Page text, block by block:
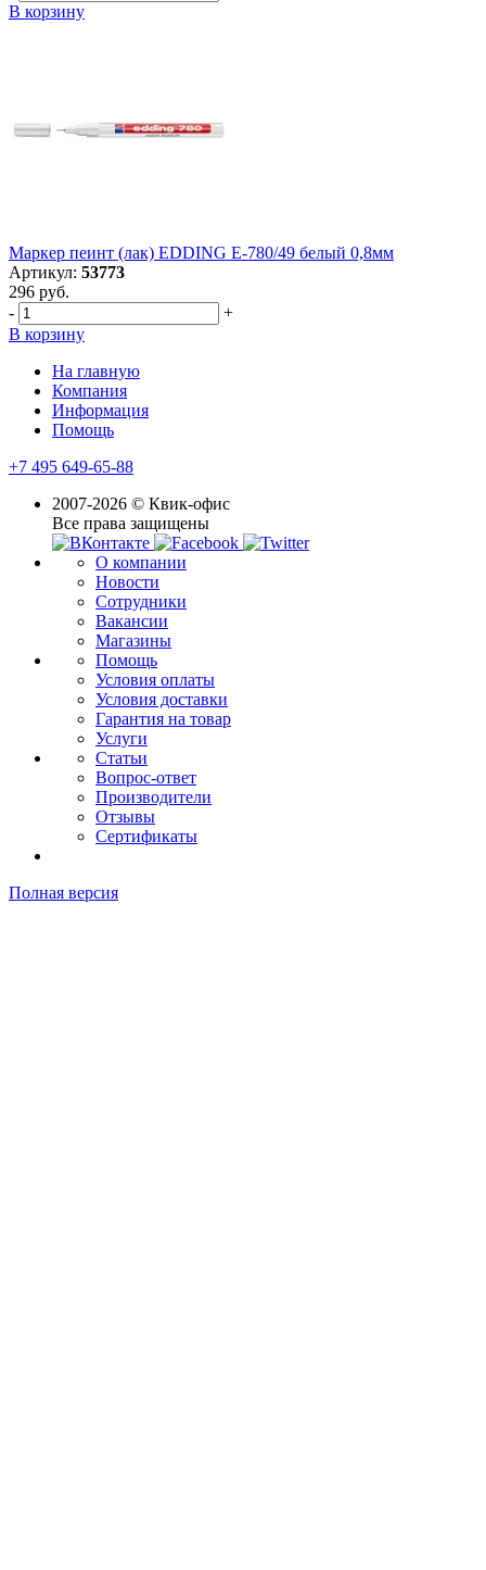
В корзину
Маркер пеинт (лак) EDDING E-780/49 белый 0,8мм
Артикул: 53773
296 руб.
-
+
В корзину
На главную
Компания
Информация
Помощь
+7 495 649-65-88
2007-2026 © Квик-офис
Все права защищены
О компании
Новости
Сотрудники
Вакансии
Магазины
Помощь
Условия оплаты
Условия доставки
Гарантия на товар
Услуги
Статьи
Вопрос-ответ
Производители
Отзывы
Сертификаты
Полная версия